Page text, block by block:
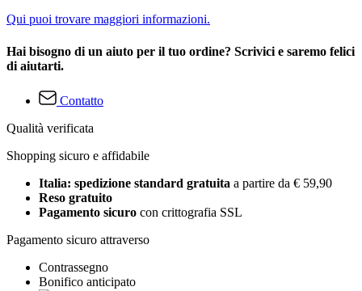
Qui puoi trovare maggiori informazioni.
Hai bisogno di un aiuto per il tuo ordine? Scrivici e saremo felici
di aiutarti.
Contatto
Qualità verificata
Shopping sicuro e affidabile
Italia: spedizione standard gratuita a partire da € 59,90
Reso gratuito
Pagamento sicuro con crittografia SSL
Pagamento sicuro attraverso
Contrassegno
Bonifico anticipato